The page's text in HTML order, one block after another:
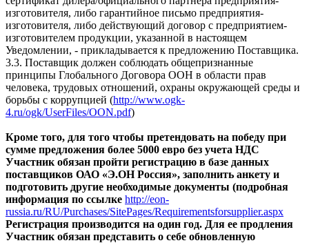
изготовителя, либо гарантийное письмо предприятия-
изготовителя, либо действующий договор с предприятием-
изготовителем продукции, указанной в настоящем
Уведомлении, - прикладывается к предложению Поставщика.
3.3. Поставщик должен соблюдать общепризнанные
принципы Глобального Договора ООН в области прав
человека, трудовых отношений, охраны окружающей среды и
борьбы с коррупцией (http://www.ogk-
4.ru/ogk/UserFiles/OON.pdf)
Кроме того, для того чтобы претендовать на победу при
сумме предложения более 5000 евро без учета НДС
Участник обязан пройти регистрацию в базе данных
поставщиков ОАО «Э.ОН Россия», заполнить анкету и
подготовить другие необходимые документы (подробная
информация по ссылке http://eon-
russia.ru/RU/Purchases/SitePages/Requirementsforsupplier.aspx
Регистрация производится на один год. Для ее продления
Участник обязан представить о себе обновленную